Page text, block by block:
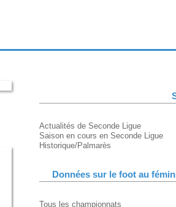
Actualités de Seconde Ligue
Saison en cours en Seconde Ligue
Historique/Palmarès
Données sur le foot au
Tous les championnats